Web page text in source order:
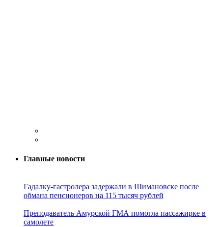
Главные новости
Гадалку-гастролера задержали в Шимановске после
обмана пенсионеров на 115 тысяч рублей
Преподаватель Амурской ГМА помогла пассажирке в
самолете